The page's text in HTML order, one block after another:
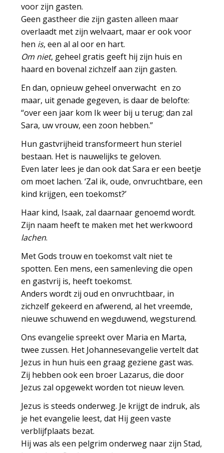
voor zijn gasten.
Geen gastheer die zijn gasten alleen maar
overlaadt met zijn welvaart, maar er ook voor
hen is, een al al oor en hart.
Om niet, geheel gratis geeft hij zijn huis en
haard en bovenal zichzelf aan zijn gasten.
En dan, opnieuw geheel onverwacht en zo
maar, uit genade gegeven, is daar de belofte:
“over een jaar kom Ik weer bij u terug; dan zal
Sara, uw vrouw, een zoon hebben.”
Hun gastvrijheid transformeert hun steriel
bestaan. Het is nauwelijks te geloven.
Even later lees je dan ook dat Sara er een beetje
om moet lachen. ‘Zal ik, oude, onvruchtbare, een
kind krijgen, een toekomst?’
Haar kind, Isaak, zal daarnaar genoemd wordt.
Zijn naam heeft te maken met het werkwoord
lachen.
Met Gods trouw en toekomst valt niet te
spotten. Een mens, een samenleving die open
en gastvrij is, heeft toekomst.
Anders wordt zij oud en onvruchtbaar, in
zichzelf gekeerd en afwerend, al het vreemde,
nieuwe schuwend en wegduwend, wegsturend.
Ons evangelie spreekt over Maria en Marta,
twee zussen. Het Johannesevangelie vertelt dat
Jezus in hun huis een graag geziene gast was.
Zij hebben ook een broer Lazarus, die door
Jezus zal opgewekt worden tot nieuw leven.
Jezus is steeds onderweg. Je krijgt de indruk, als
je het evangelie leest, dat Hij geen vaste
verblijfplaats bezat.
Hij was als een pelgrim onderweg naar zijn Stad,